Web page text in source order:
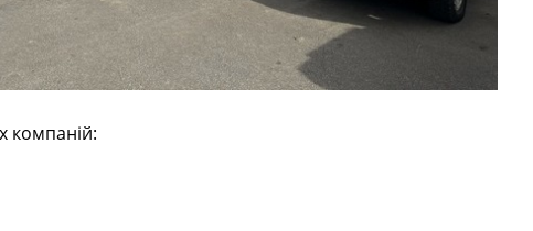
компаній: